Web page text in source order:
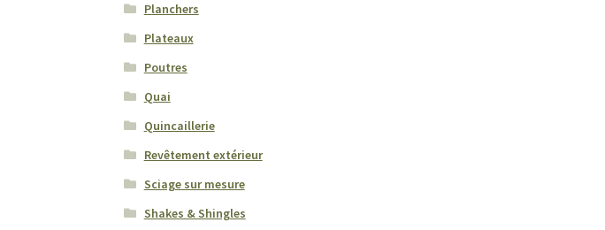
Planchers
Plateaux
Poutres
Quai
Quincaillerie
Revêtement extérieur
Sciage sur mesure
Shakes & Shingles